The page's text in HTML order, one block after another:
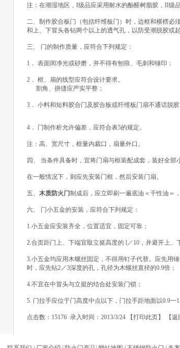
注：在潮湿地区，I级品应采用耐水的酚醛树脂胶，II级
二、制作胶合板门（包括纤维板门）时，边框和横楞必
和上、下冒头各钻两个以上的透气孔，以防受潮脱胶或起
三、 门的制作质量，应符合下列规定：
1 ． 表面闵净光或砂磨，并不得有刨痕、毛刺和锤印；
2． 框、扇的线型应符合设计要求。
割角、拼缝应严实平整；
3． 小料和短料胶合门及胶合板或纤维板门扇不通话脱
4． 门制作析允许偏差，应符合表5的规定。
注：高、宽尺寸，框量内裁口，扇量外口。
四、 当条件具备时，宜将门扇与框装配成套，装好全部
在一般情况下，则应先安装门框，然后安装门扇。
五、 木质防火门制成后，应立即刷一遍底油＜干性油＝
六、 门小五金的安装，应符合下列规定：
1.小五金应安装齐全，位置适宜，固定可靠；
2.合页距门上、下端宜取立挺高度的 l／10，并避开上、
3.小五金均应用木螺丝固定，不得用钉子代替。应先用
时，应先钻2／3深度的孔，孔径为木螺丝直径的0.9倍；
4.不宜在中冒头与立挺的结合处安装门锁；
5. 门拉手应位于门高度中点以下，门拉手距地面以0.9一
点击数：15176 录入时间：2013/3/24 【打印此页】 【返